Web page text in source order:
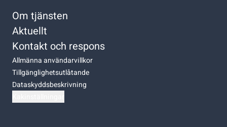
Om tjänsten
Aktuellt
Kontakt och respons
Allmänna användarvillkor
Tillgänglighetsutlåtande
Dataskyddsbeskrivning